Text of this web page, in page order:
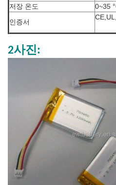
저장 온도
0~35
인증서
2사진: